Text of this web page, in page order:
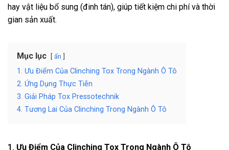
hay vật liệu bổ sung (đinh tán), giúp tiết kiệm chi phí và thời
gian sản xuất.
Mục lục ẩn
1. Ưu Điểm Của Clinching Tox Trong Ngành Ô Tô
2. Ứng Dụng Thực Tiễn
3. Giải Pháp Tox Pressotechnik
4. Tương Lai Của Clinching Trong Ngành Ô Tô
1. Ưu Điểm Của Clinching Tox Trong Ngành Ô Tô